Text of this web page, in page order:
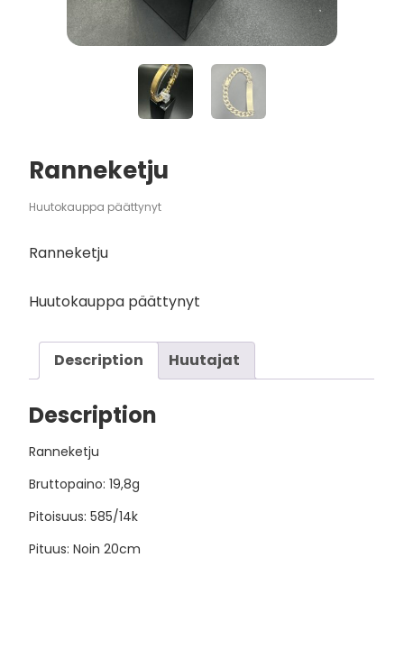
Ranneketju
Huutokauppa päättynyt
Ranneketju
Huutokauppa päättynyt
Description Huutajat
Description
Ranneketju
Bruttopaino: 19,8g
Pitoisuus: 585/14k
Pituus: Noin 20cm